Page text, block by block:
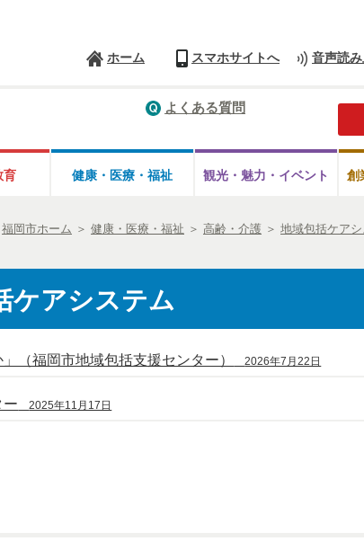
ホーム スマホサイトへ 音声読
よくある質問
育 健康・医療・ 福祉 観光・魅力・ イベント 創
福岡市ホーム ＞ 健康・医療・福祉 ＞ 高齢・介護 ＞ 地域包括ケア
ケアシステム
（福岡市地域包括支援センター） 2026年7月22日
ー 2025年11月17日